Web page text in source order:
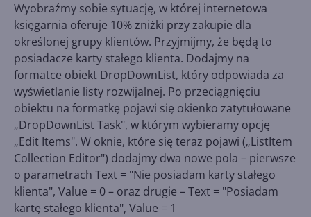
Wyobraźmy sobie sytuację, w której internetowa
księgarnia oferuje 10% zniżki przy zakupie dla
określonej grupy klientów. Przyjmijmy, że będą to
posiadacze karty stałego klienta. Dodajmy na
formatce obiekt DropDownList, który odpowiada za
wyświetlanie listy rozwijalnej. Po przeciągnięciu
obiektu na formatkę pojawi się okienko zatytułowane
„DropDownList Task", w którym wybieramy opcję
„Edit Items". W oknie, które się teraz pojawi („ListItem
Collection Editor") dodajmy dwa nowe pola – pierwsze
o parametrach Text = "Nie posiadam karty stałego
klienta", Value = 0 – oraz drugie – Text = "Posiadam
kartę stałego klienta", Value = 1